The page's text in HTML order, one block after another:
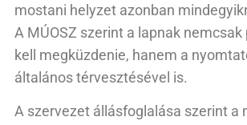
mostani helyzet azonban
A MÚOSZ szerint a lapnak nemcsak
kell megküzdenie, hanem a
általános térvesztésével is.
A szervezet állásfoglalása szerint a